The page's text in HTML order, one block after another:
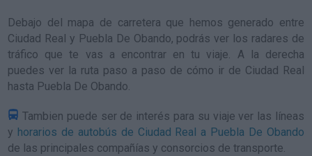
Debajo del mapa de carretera que hemos generado entre
Ciudad Real y Puebla De Obando, podrás ver los radares de
tráfico que te vas a encontrar en tu viaje. A la derecha
puedes ver la ruta paso a paso de cómo ir de Ciudad Real
hasta Puebla De Obando.
Tambien puede ser de interés para su viaje ver las líneas
y horarios de autobús de Ciudad Real a Puebla De Obando
de las principales compañías y consorcios de transporte.